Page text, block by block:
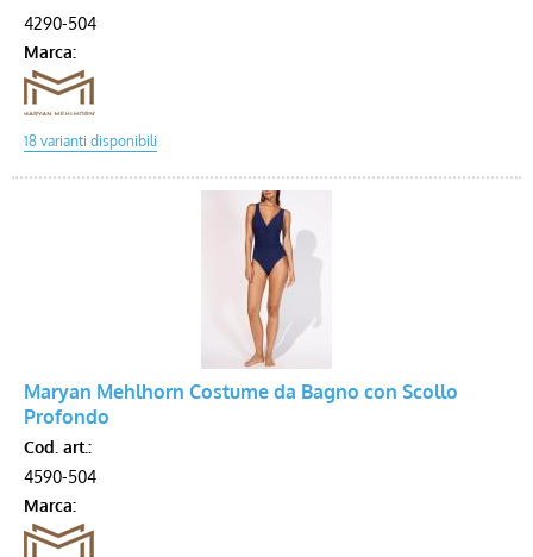
4290-504
Marca:
Maryan Mehlhorn Costume da Bagno con Scollo
Profondo
Cod. art.:
4590-504
Marca: